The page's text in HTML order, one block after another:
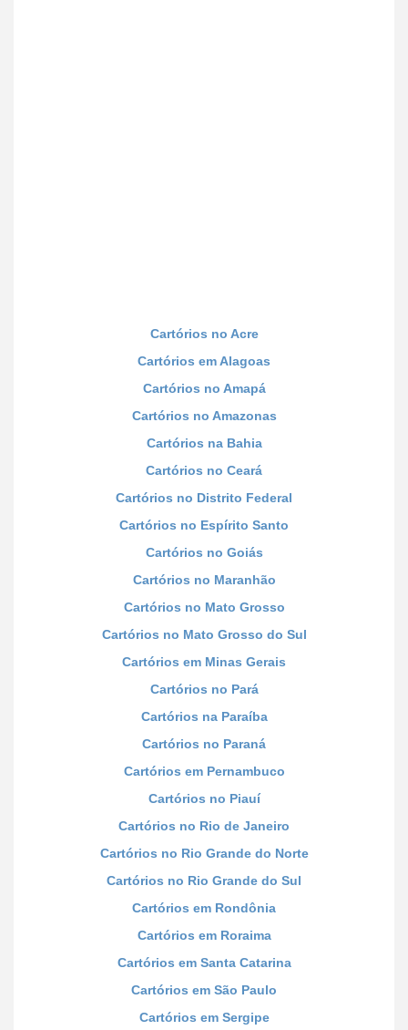
Cartórios no Acre
Cartórios em Alagoas
Cartórios no Amapá
Cartórios no Amazonas
Cartórios na Bahia
Cartórios no Ceará
Cartórios no Distrito Federal
Cartórios no Espírito Santo
Cartórios no Goiás
Cartórios no Maranhão
Cartórios no Mato Grosso
Cartórios no Mato Grosso do Sul
Cartórios em Minas Gerais
Cartórios no Pará
Cartórios na Paraíba
Cartórios no Paraná
Cartórios em Pernambuco
Cartórios no Piauí
Cartórios no Rio de Janeiro
Cartórios no Rio Grande do Norte
Cartórios no Rio Grande do Sul
Cartórios em Rondônia
Cartórios em Roraima
Cartórios em Santa Catarina
Cartórios em São Paulo
Cartórios em Sergipe